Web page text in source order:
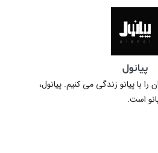
پیانول
با پیانو زندگی می کنیم. پیانول،
است.